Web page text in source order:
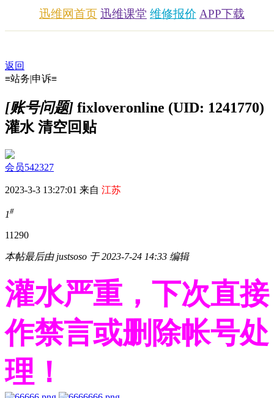
迅维网首页 迅维课堂 维修报价 APP下载
返回
≡站务|申诉≡
[账号问题] fixloveronline (UID: 1241770)
灌水 清空回贴
会员542327
2023-3-3 13:27:01 来自 江苏
1#
11290
本帖最后由 justsoso 于 2023-7-24 14:33 编辑
灌水严重，下次直接
作禁言或删除帐号处
理！